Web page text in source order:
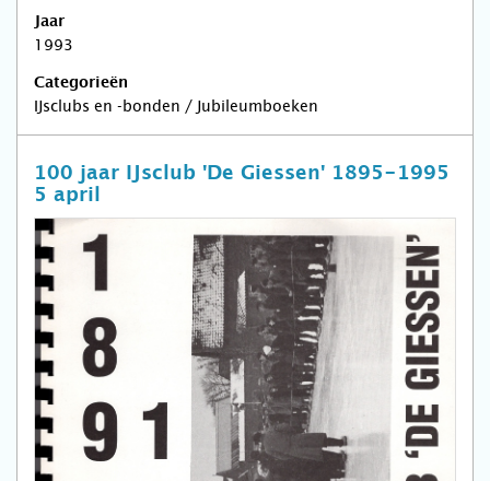
Jaar
1993
Categorieën
IJsclubs en -bonden / Jubileumboeken
100 jaar IJsclub 'De Giessen' 1895-1995
5 april